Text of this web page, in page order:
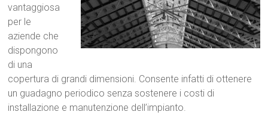
vantaggiosa
per le
aziende che
dispongono
di una
copertura di grandi dimensioni. Consente infatti di ottenere
un guadagno periodico senza sostenere i costi di
installazione e manutenzione dell’impianto.